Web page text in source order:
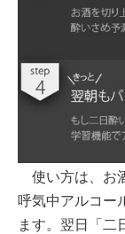
使い方は、お
呼気中アルコー
ます。翌日「二